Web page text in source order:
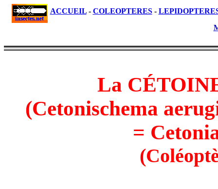
ACCUEIL- COLEOPTERES-
La
(Cetonischema
=